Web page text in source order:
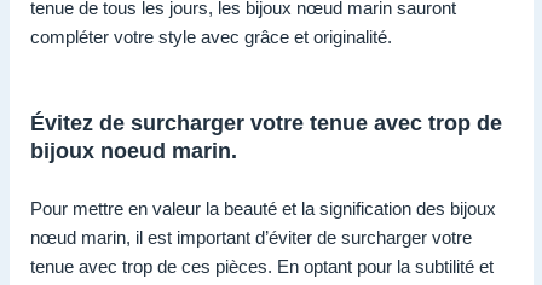
tenue de tous les jours, les bijoux nœud marin sauront
compléter votre style avec grâce et originalité.
Évitez de surcharger votre tenue avec trop de
bijoux noeud marin.
Pour mettre en valeur la beauté et la signification des bijoux
nœud marin, il est important d’éviter de surcharger votre
tenue avec trop de ces pièces. En optant pour la subtilité et